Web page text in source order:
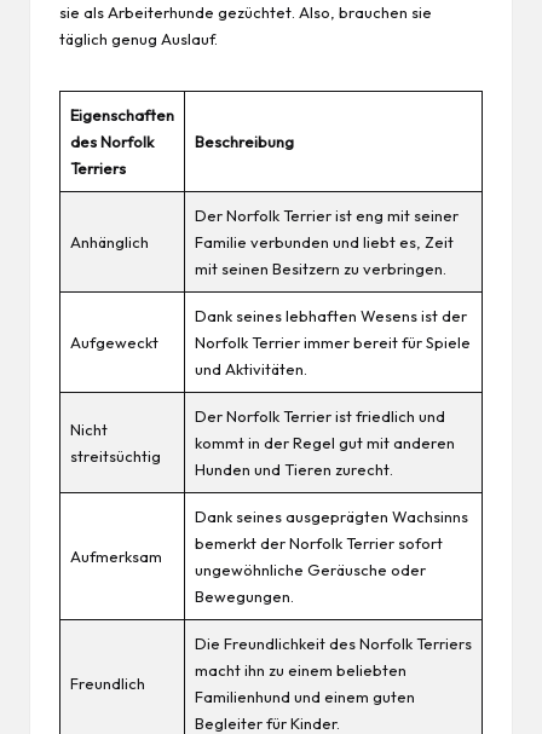
sie als Arbeiterhunde gezüchtet. Also, brauchen sie
täglich genug Auslauf.
Eigenschaften
des Norfolk
Terriers
Beschreibung
Anhänglich
Der Norfolk Terrier ist eng mit seiner
Familie verbunden und liebt es, Zeit
mit seinen Besitzern zu verbringen.
Aufgeweckt
Dank seines lebhaften Wesens ist der
Norfolk Terrier immer bereit für Spiele
und Aktivitäten.
Nicht
streitsüchtig
Der Norfolk Terrier ist friedlich und
kommt in der Regel gut mit anderen
Hunden und Tieren zurecht.
Aufmerksam
Dank seines ausgeprägten Wachsinns
bemerkt der Norfolk Terrier sofort
ungewöhnliche Geräusche oder
Bewegungen.
Freundlich
Die Freundlichkeit des Norfolk Terriers
macht ihn zu einem beliebten
Familienhund und einem guten
Begleiter für Kinder.